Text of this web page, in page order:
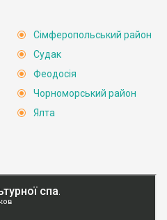
Сімферопольський район
Судак
Феодосія
Чорноморський район
Ялта